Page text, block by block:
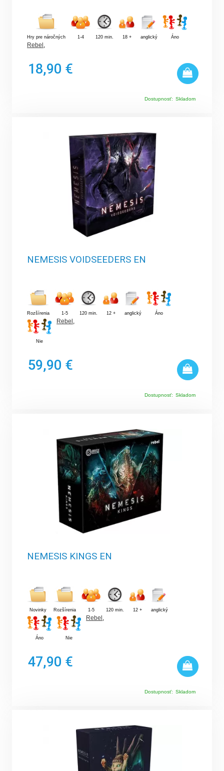
Hry pre náročných 1-4 120 min. 18 + anglický Áno
Rebel ,
18,90 €
Dostupnosť: Skladom
NEMESIS VOIDSEEDERS EN
Rozšírenia 1-5 120 min. 12 + anglický Áno
Nie
Rebel ,
59,90 €
Dostupnosť: Skladom
NEMESIS KINGS EN
Novinky Rozšírenia 1-5 120 min. 12 + anglický
Áno Nie
Rebel
47,90 €
Dostupnosť: Skladom